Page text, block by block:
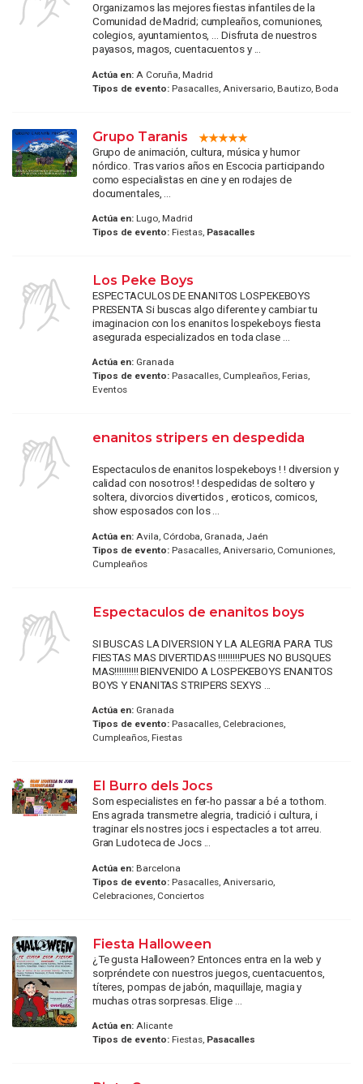
Organizamos las mejores fiestas infantiles de la
Comunidad de Madrid; cumpleaños, comuniones,
colegios, ayuntamientos, ... Disfruta de nuestros
payasos, magos, cuentacuentos y ...
Actúa en:A Coruña, Madrid
Tipos de evento:Pasacalles, Aniversario, Bautizo, Boda
Grupo Taranis
Grupo de animación, cultura, música y humor
nórdico. Tras varios años en Escocia participando
como especialistas en cine y en rodajes de
documentales, ...
Actúa en:Lugo, Madrid
Tipos de evento:Fiestas, Pasacalles
Los Peke Boys
ESPECTACULOS DE ENANITOS LOSPEKEBOYS
PRESENTA Si buscas algo diferente y cambiar tu
imaginacion con los enanitos lospekeboys fiesta
asegurada especializados en toda clase ...
Actúa en:Granada
Tipos de evento:Pasacalles, Cumpleaños, Ferias,
Eventos
enanitos stripers en despedida
Espectaculos de enanitos lospekeboys ! ! diversion y
calidad con nosotros! ! despedidas de soltero y
soltera, divorcios divertidos , eroticos, comicos,
show esposados con los ...
Actúa en:Avila, Córdoba, Granada, Jaén
Tipos de evento:Pasacalles, Aniversario, Comuniones,
Cumpleaños
Espectaculos de enanitos boys
SI BUSCAS LA DIVERSION Y LA ALEGRIA PARA TUS
FIESTAS MAS DIVERTIDAS !!!!!!!!!PUES NO BUSQUES
MAS!!!!!!!!!! BIENVENIDO A LOSPEKEBOYS ENANITOS
BOYS Y ENANITAS STRIPERS SEXYS ...
Actúa en:Granada
Tipos de evento:Pasacalles, Celebraciones,
Cumpleaños, Fiestas
El Burro dels Jocs
Som especialistes en fer-ho passar a bé a tothom.
Ens agrada transmetre alegria, tradició i cultura, i
traginar els nostres jocs i espectacles a tot arreu.
Gran Ludoteca de Jocs ...
Actúa en:Barcelona
Tipos de evento:Pasacalles, Aniversario,
Celebraciones, Conciertos
Fiesta Halloween
¿Te gusta Halloween? Entonces entra en la web y
sorpréndete con nuestros juegos, cuentacuentos,
títeres, pompas de jabón, maquillaje, magia y
muchas otras sorpresas. Elige ...
Actúa en:Alicante
Tipos de evento:Fiestas, Pasacalles